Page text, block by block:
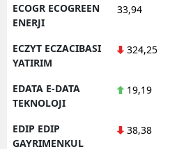
ECOGR ECOGREEN
ENERJI
33,94
ECZYT ECZACIBASI
YATIRIM
324,25
EDATA E-DATA
TEKNOLOJI
19,19
EDIP EDIP
GAYRIMENKUL
38,38